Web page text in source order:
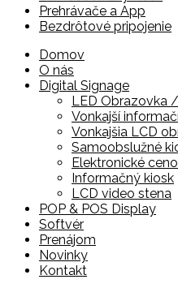
Prehrávače a App
Bezdrôtové pripojenie
Skip
content
Domov
O nás
Digital Signage
LED Obrazovka
Vonkajší
Vonkajšia LCD
Samoobslužné
Elektronické
Informačný kiosk
LCD video stena
POP & POS Display
Softvér
Prenájom
Novinky
Kontakt